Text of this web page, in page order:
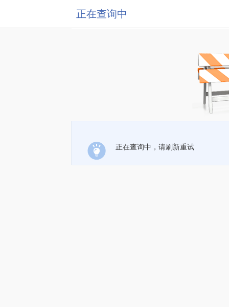
正在查询中
正在查询中，请刷新重试